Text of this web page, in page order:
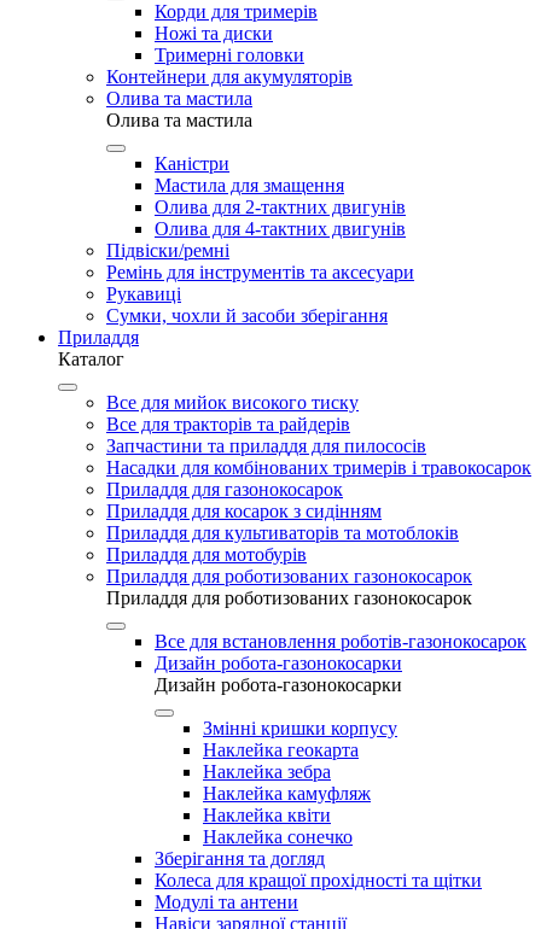
Корди для тримерів
Ножі та диски
Тримерні головки
Контейнери для акумуляторів
Олива та мастила
Олива та мастила
Каністри
Мастила для змащення
Олива для 2-тактних двигунів
Олива для 4-тактних двигунів
Підвіски/ремні
Ремінь для інструментів та аксесуари
Рукавиці
Сумки, чохли й засоби зберігання
Приладдя
Каталог
Все для мийок високого тиску
Все для тракторів та райдерів
Запчастини та приладдя для пилососів
Насадки для комбінованих тримерів і травокосарок
Приладдя для газонокосарок
Приладдя для косарок з сидінням
Приладдя для культиваторів та мотоблоків
Приладдя для мотобурів
Приладдя для роботизованих газонокосарок
Приладдя для роботизованих газонокосарок
Все для встановлення роботів-газонокосарок
Дизайн робота-газонокосарки
Дизайн робота-газонокосарки
Змінні кришки корпусу
Наклейка геокарта
Наклейка зебра
Наклейка камуфляж
Наклейка квіти
Наклейка сонечко
Зберігання та догляд
Колеса для кращої прохідності та щітки
Модулі та антени
Навіси зарядної станції